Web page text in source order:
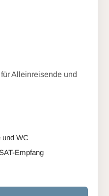
Alleinreisende und
und WC
Empfang